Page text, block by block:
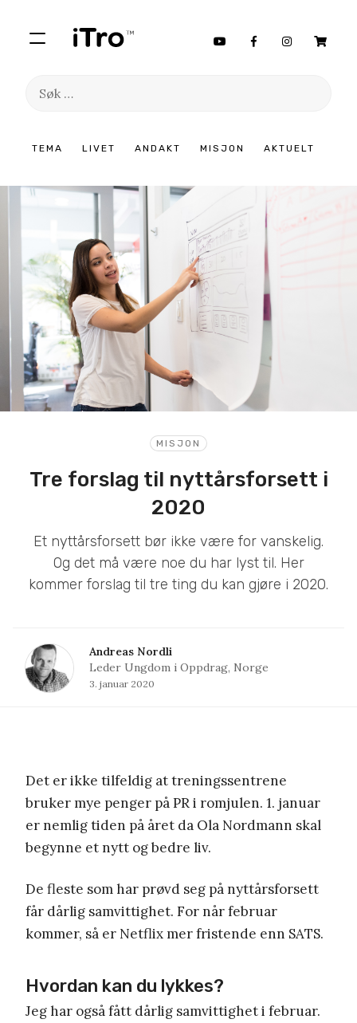
TEMA LIVET ANDAKT MISJON AKTUELT
Søk
innhold
MISJON
Tre forslag til nyttårsforsett i
2020
Et nyttårsforsett bør ikke være for vanskelig.
Og det må være noe du har lyst til. Her
kommer forslag til tre ting du kan gjøre i 2020.
Andreas Nordli
Leder Ungdom i Oppdrag, Norge
3. januar 2020
Det er ikke tilfeldig at treningssentrene
bruker mye penger på PR i romjulen. 1. januar
er nemlig tiden på året da Ola Nordmann skal
begynne et nytt og bedre liv.
De fleste som har prøvd seg på nyttårsforsett
får dårlig samvittighet. For når februar
kommer, så er Netflix mer fristende enn SATS.
Hvordan kan du lykkes?
Jeg har også fått dårlig samvittighet i februar.